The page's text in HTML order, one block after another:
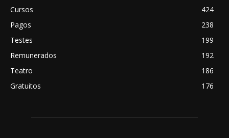
Cursos
424
Pagos
238
Testes
199
Remunerados
192
Teatro
186
Gratuitos
176